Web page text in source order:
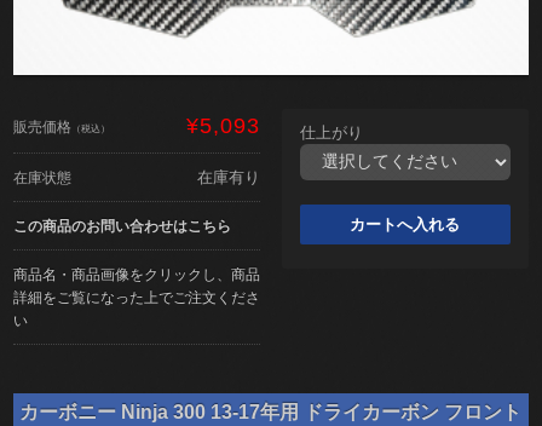
販売価格 （税込） ¥5,093
在庫状態 在庫有り
この商品のお問い合わせはこちら
商品名・商品画像をクリックし、商品
詳細をご覧になった上でご注文くださ
い
仕上がり
カーボニー Ninja 300 13-17年用 ドライカーボン フロント